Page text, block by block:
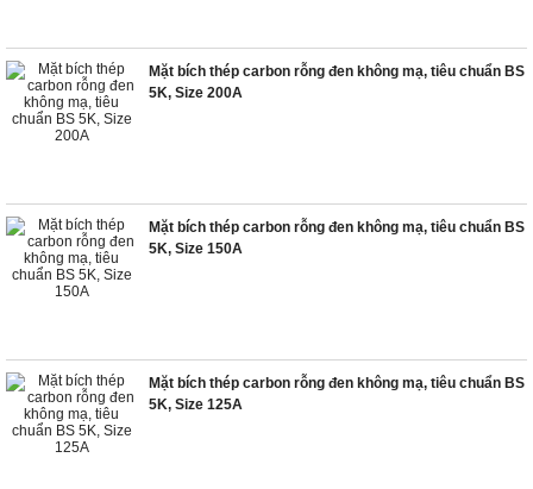
Mặt bích thép carbon rỗng đen không mạ, tiêu chuẩn BS
5K, Size 200A
Mặt bích thép carbon rỗng đen không mạ, tiêu chuẩn BS
5K, Size 150A
Mặt bích thép carbon rỗng đen không mạ, tiêu chuẩn BS
5K, Size 125A